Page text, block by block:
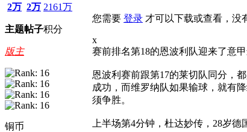
2万
主题
2万
帖子
2161万
积分
版主
铜币
您需要 登录 才可以下载或查看，没
x
赛前排名第18的恩波利队迎来了意
恩波利赛前跟第17的莱切队同分，
成功，而维罗纳队如果输球，就有
须争胜。
上半场第4分钟，杜达妙传，28岁